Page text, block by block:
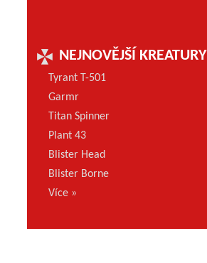
NEJNOVĚJŠÍ KREATURY
Tyrant T-501
Garmr
Titan Spinner
Plant 43
Blister Head
Blister Borne
Více »